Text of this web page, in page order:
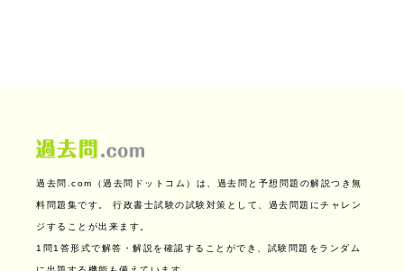
過去問.com（過去問ドットコム）は、過去問と予想問題の解説つき無
料問題集です。 行政書士試験の試験対策として、過去問題にチャレン
ジすることが出来ます。
1問1答形式で解答・解説を確認することができ、試験問題をランダム